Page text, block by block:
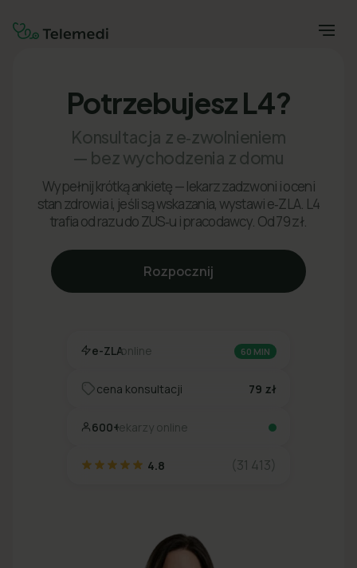
Potrzebujesz L4?
Konsultacja z e‑zwolnieniem
— bez wychodzenia z domu
Wypełnij krótką ankietę — lekarz zadzwoni i oceni
stan zdrowia i, jeśli są wskazania, wystawi e‑ZLA. L4
trafia od razu do ZUS‑u i pracodawcy. Od 79 zł.
Rozpocznij
e-ZLAonline 60 MIN
cena konsultacji 79 zł
600+lekarzy online
4.8 (31 413)